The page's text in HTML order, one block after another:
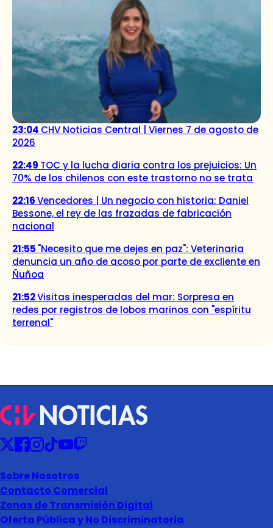
23:04 CHV Noticias Central | Viernes 7 de agosto de
2026
22:49 TOC y la lucha diaria contra los prejuicios: Un
70% de los chilenos con este trastorno no se trata
22:16Vencedores | Un negocio con historia: Daniel
Bessone, el rey de las frazadas de fabricación
nacional
21:55 "Necesito que me dejes en paz": Veterinaria
denuncia un año de acoso por parte de excliente en
Ñuñoa
21:52Visitas inesperadas del mar: Sorpresa en
redes por registros de lobos marinos con "espíritu
terrenal"
Sobre Nosotros
Contacto Comercial
Zonas de Transmisión Digital
Oferta Pública y No Discriminatoria